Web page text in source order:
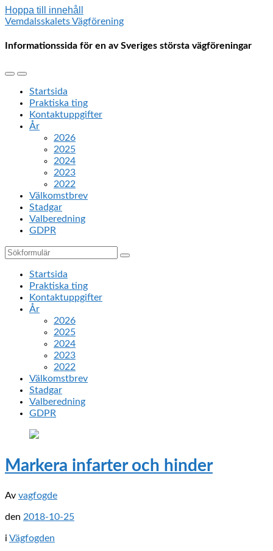
Hoppa till innehåll
Vemdalsskalets Vägförening
Informationssida för en av Sveriges största vägföreningar
Slå
mobilmenyn
Slå
på/av
sökfältet
Startsida
Praktiska ting
Kontaktuppgifter
År
2026
2025
2024
2023
2022
Välkomstbrev
Stadgar
Valberedning
GDPR
Sök
Startsida
Praktiska ting
Kontaktuppgifter
År
2026
2025
2024
2023
2022
Välkomstbrev
Stadgar
Valberedning
GDPR
Markera infarter och hinder
Av vagfogde
den 2018-10-25
i Vägfogden